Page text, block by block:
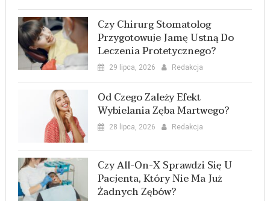
Czy Chirurg Stomatolog
Przygotowuje Jamę Ustną Do
Leczenia Protetycznego?
29 lipca, 2026 Redakcja
Od Czego Zależy Efekt
Wybielania Zęba Martwego?
28 lipca, 2026 Redakcja
Czy All-On-X Sprawdzi Się U
Pacjenta, Który Nie Ma Już
Żadnych Zębów?